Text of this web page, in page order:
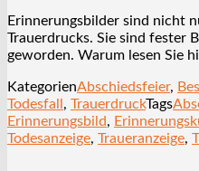
Erinnerungsbilder sind nicht
Trauerdrucks. Sie sind fester
geworden. Warum lesen Sie
KategorienAbschiedsfeier,
Todesfall , TrauerdruckTags
Erinnerungsbild,
Todesanzeige, Traueranzeige,